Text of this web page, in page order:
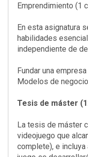
Emprendimiento (1
En esta asignatura
habilidades
independiente de
Fundar una
Modelos de
Tesis de máster
La tesis de máster
videojuego que
complete), e